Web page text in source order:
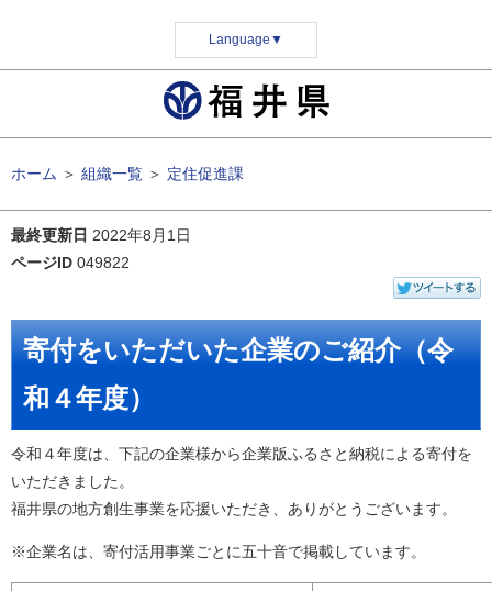
Language ▼
ホーム ＞ 組織一覧 ＞ 定住促進課
最終更新日 2022年8月1日
ページID 049822
寄付をいただいた企業のご紹介（令
和４年度）
令和４年度は、下記の企業様から企業版ふるさと納税による寄付を
いただきました。
福井県の地方創生事業を応援いただき、ありがとうございます。
※企業名は、寄付活用事業ごとに五十音で掲載しています。